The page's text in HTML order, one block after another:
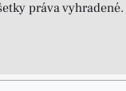
práva vyhradené.